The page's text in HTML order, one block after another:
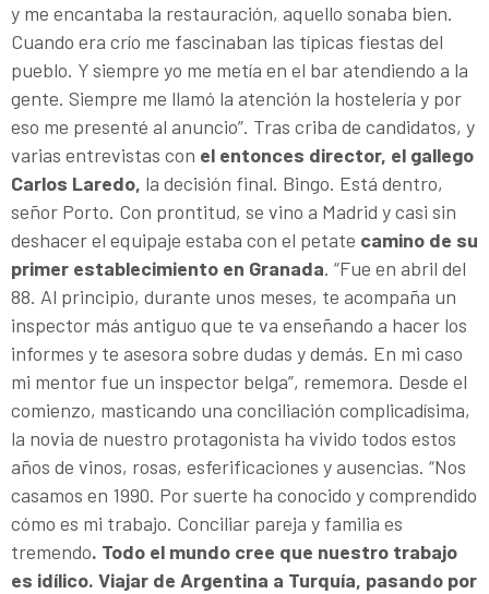
y me encantaba la restauración, aquello sonaba bien.
Cuando era crío me fascinaban las típicas fiestas del
pueblo. Y siempre yo me metía en el bar atendiendo a la
gente. Siempre me llamó la atención la hostelería y por
eso me presenté al anuncio”. Tras criba de candidatos, y
varias entrevistas con el entonces director, el gallego
Carlos Laredo, la decisión final. Bingo. Está dentro,
señor Porto. Con prontitud, se vino a Madrid y casi sin
deshacer el equipaje estaba con el petate camino de su
primer establecimiento en Granada. “Fue en abril del
88. Al principio, durante unos meses, te acompaña un
inspector más antiguo que te va enseñando a hacer los
informes y te asesora sobre dudas y demás. En mi caso
mi mentor fue un inspector belga”, rememora. Desde el
comienzo, masticando una conciliación complicadísima,
la novia de nuestro protagonista ha vivido todos estos
años de vinos, rosas, esferificaciones y ausencias. “Nos
casamos en 1990. Por suerte ha conocido y comprendido
cómo es mi trabajo. Conciliar pareja y familia es
tremendo. Todo el mundo cree que nuestro trabajo
es idílico. Viajar de Argentina a Turquía, pasando por